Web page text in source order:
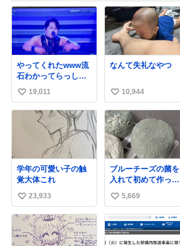
やってくれたwww流
石わかってらっしゃ
る🤣🤣🤣 #Mステ #西
川貴教
い
い
19,011
なんて失礼なやつ
い
い
ね
数
10,944
学年の可愛い子の触
覚大体これ
い
い
数
23,933
ブルーチーズの菌を
入れて初めて作って
みたチーズなんだけ
ど 本能でちょっとヤ
バいと思っちゃう見
た目だな
い
い
ね
数
5,669